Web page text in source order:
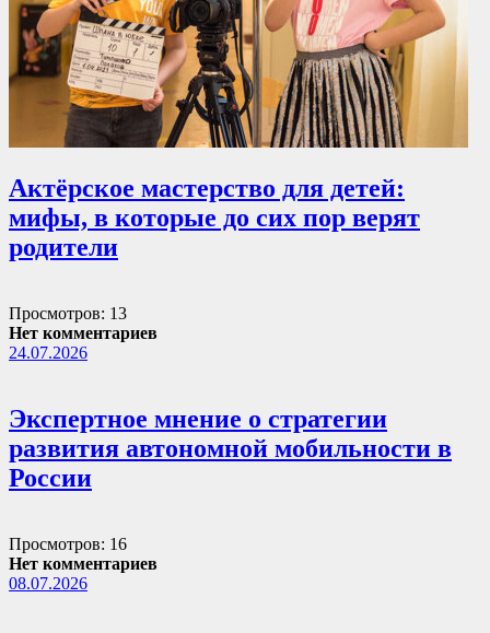
Актёрское мастерство для детей:
мифы, в которые до сих пор верят
родители
Просмотров: 13
Нет комментариев
24.07.2026
Экспертное мнение о стратегии
развития автономной мобильности в
России
Просмотров: 16
Нет комментариев
08.07.2026